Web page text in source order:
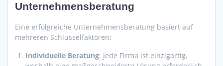
Unternehmensberatung
Eine erfolgreiche Unternehmensberatung basiert auf
mehreren Schlüsselfaktoren:
Individuelle Beratung: Jede Firma ist einzigartig,